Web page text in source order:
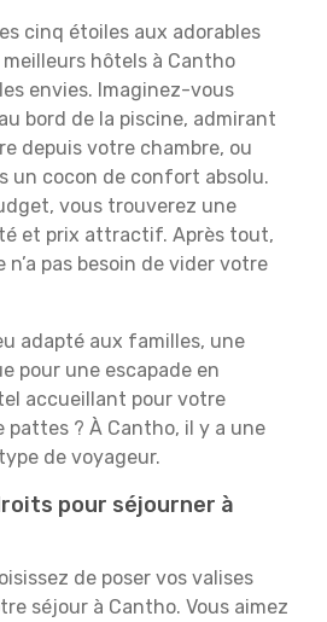
cinq étoiles aux adorables
hôtels à Cantho
envies. Imaginez-vous
bord de la piscine, admirant
depuis votre chambre, ou
un cocon de confort absolu.
vous trouverez une
et prix attractif. Après tout,
pas besoin de vider votre
adapté aux familles, une
pour une escapade en
accueillant pour votre
pattes ? À Cantho, il y a une
de voyageur.
pour séjourner à
de poser vos valises
séjour à Cantho. Vous aimez